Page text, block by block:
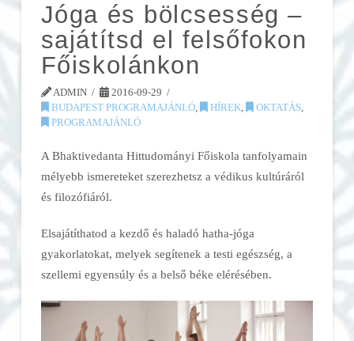
Jóga és bölcsesség –
sajátítsd el felsőfokon
Főiskolánkon
ADMIN
2016-09-29
BUDAPEST PROGRAMAJÁNLÓ, HÍREK, OKTATÁS,
PROGRAMAJÁNLÓ
A Bhaktivedanta Hittudományi Főiskola tanfolyamain
mélyebb ismereteket szerezhetsz a védikus kultúráról
és filozófiáról.
Elsajátíthatod a kezdő és haladó hatha-jóga
gyakorlatokat, melyek segítenek a testi egészség, a
szellemi egyensúly és a belső béke elérésében.